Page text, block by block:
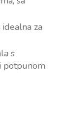
za
s
potpunom